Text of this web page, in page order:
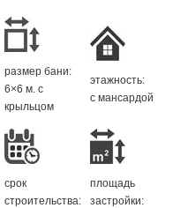
размер бани:
6×6 м. с
крыльцом
этажность:
с мансардой
срок
строительства:
площадь
застройки: